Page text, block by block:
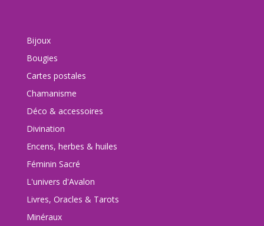
Bijoux
Bougies
Cartes postales
Chamanisme
Déco & accessoires
Divination
Encens, herbes & huiles
Féminin Sacré
L'univers d'Avalon
Livres, Oracles & Tarots
Minéraux